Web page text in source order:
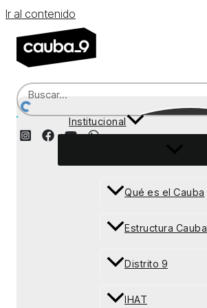
Ir al contenido
Recepción
Institucional
Qué es el Cauba
Estructura Cauba
Distrito 9
IHAT